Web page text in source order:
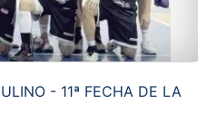
- 11ª FECHA DE LA